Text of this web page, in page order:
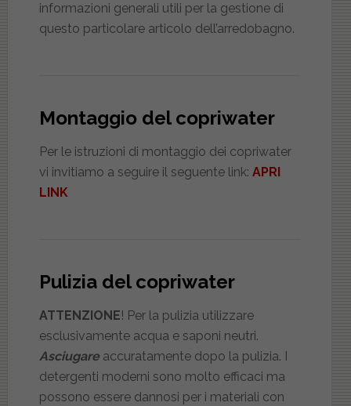
informazioni generali utili per la gestione di
questo particolare articolo dell’arredobagno.
Montaggio del copriwater
Per le istruzioni di montaggio dei copriwater
vi invitiamo a seguire il seguente link: APRI
LINK
Pulizia del copriwater
ATTENZIONE! Per la pulizia utilizzare
esclusivamente acqua e saponi neutri.
Asciugareaccuratamente dopo la pulizia. I
detergenti moderni sono molto efficaci ma
possono essere dannosi per i materiali con